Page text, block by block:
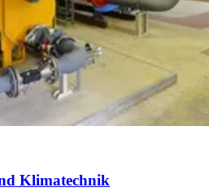
Klimatechnik